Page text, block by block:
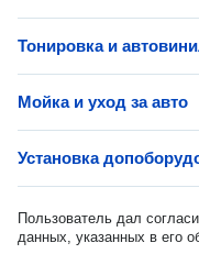
Тонировка и
Мойка и уход за авто
Установка
Пользователь дал
данных, указанных в его